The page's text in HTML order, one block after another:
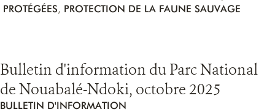
PROTÉGÉES, PROTECTION DE LA FAUNE SAUVAGE
Bulletin d'information du Parc National
de Nouabalé-Ndoki, octobre 2025
BULLETIN D'INFORMATION